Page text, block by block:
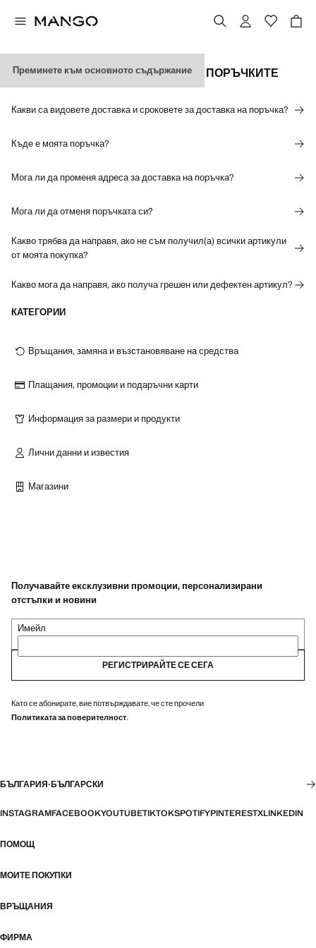
Преминете към основното съдържание
ДОСТАВКА И ПРОСЛЕДЯВАНЕ НА ПОРЪЧКИТЕ
Какви са видовете доставка и сроковете за доставка на поръчка?
Къде е моята поръчка?
Мога ли да променя адреса за доставка на поръчка?
Мога ли да отменя поръчката си?
Какво трябва да направя, ако не съм получил(а) всички артикули
от моята покупка?
Какво мога да направя, ако получа грешен или дефектен артикул?
КАТЕГОРИИ
Връщания, замяна и възстановяване на средства
Плащания, промоции и подаръчни карти
Информация за размери и продукти
Лични данни и известия
Магазини
Получавайте ексклузивни промоции, персонализирани
отстъпки и новини
Имейл
РЕГИСТРИРАЙТЕ СЕ СЕГА
Като се абонирате, вие потвърждавате, че сте прочели
Политиката за поверителност.
БЪЛГАРИЯ·БЪЛГАРСКИ
INSTAGRAMFACEBOOKYOUTUBETIKTOKSPOTIFYPINTERESTXLINKEDIN
ПОМОЩ
МОИТЕ ПОКУПКИ
ВРЪЩАНИЯ
ФИРМА